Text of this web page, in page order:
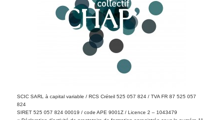
SCIC SARL à capital variable / RCS Créteil 525 057 824 / TVA FR 87 525 057
824
SIRET 525 057 824 00019 / code APE 9001Z / Licence 2 – 1043479